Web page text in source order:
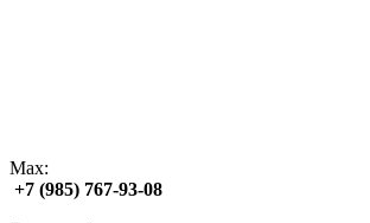
Max:
+7 (985) 767‑93‑08